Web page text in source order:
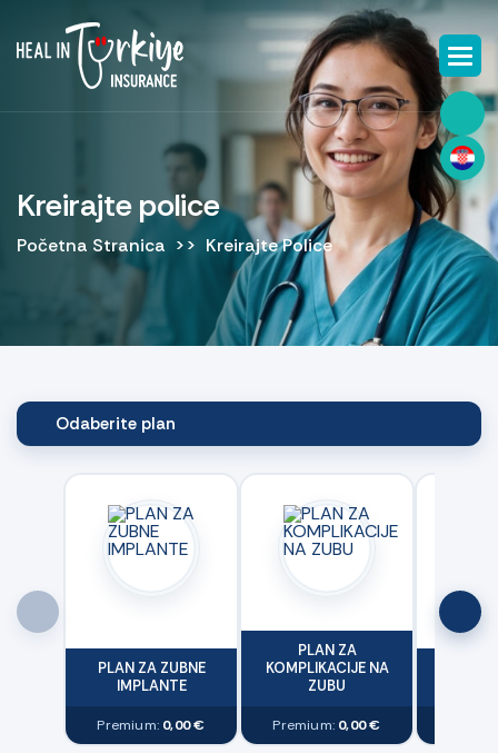
Kreirajte police
Početna Stranica Kreirajte Police
Odaberite plan
PLAN ZA ZUBNE
IMPLANTE
Premium: 0,00 €
PLAN ZA
KOMPLIKACIJE NA
ZUBU
Premium: 0,00 €